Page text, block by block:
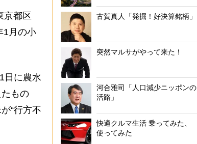
京都区
1月の小
日に農水
もの
“行方不
古賀真人「発掘！好決算銘柄」
突然マルサがやって来た！
河合雅司「人口減少ニッポンの
活路」
快適クルマ生活 乗ってみた、
使ってみた